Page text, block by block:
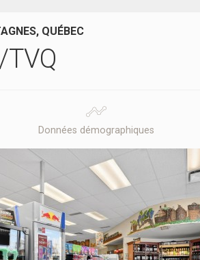
QUÉBEC
Données démographiques